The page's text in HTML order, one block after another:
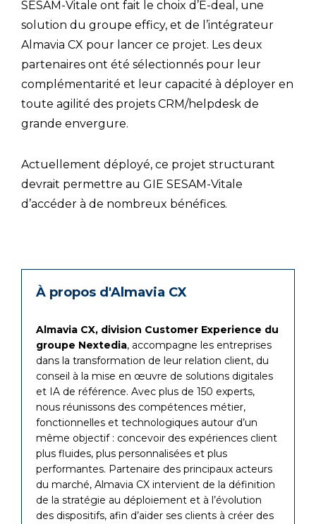
SESAM-Vitale ont fait le choix d’E-deal, une
solution du groupe efficy, et de l’intégrateur
Almavia CX pour lancer ce projet. Les deux
partenaires ont été sélectionnés pour leur
complémentarité et leur capacité à déployer en
toute agilité des projets CRM/helpdesk de
grande envergure.
Actuellement déployé, ce projet structurant
devrait permettre au GIE SESAM-Vitale
d’accéder à de nombreux bénéfices.
À propos d'Almavia CX
Almavia CX, division Customer Experience du
groupe Nextedia, accompagne les entreprises
dans la transformation de leur relation client, du
conseil à la mise en œuvre de solutions digitales
et IA de référence. Avec plus de 150 experts,
nous réunissons des compétences métier,
fonctionnelles et technologiques autour d’un
même objectif : concevoir des expériences client
plus fluides, plus personnalisées et plus
performantes. Partenaire des principaux acteurs
du marché, Almavia CX intervient de la définition
de la stratégie au déploiement et à l’évolution
des dispositifs, afin d’aider ses clients à créer des